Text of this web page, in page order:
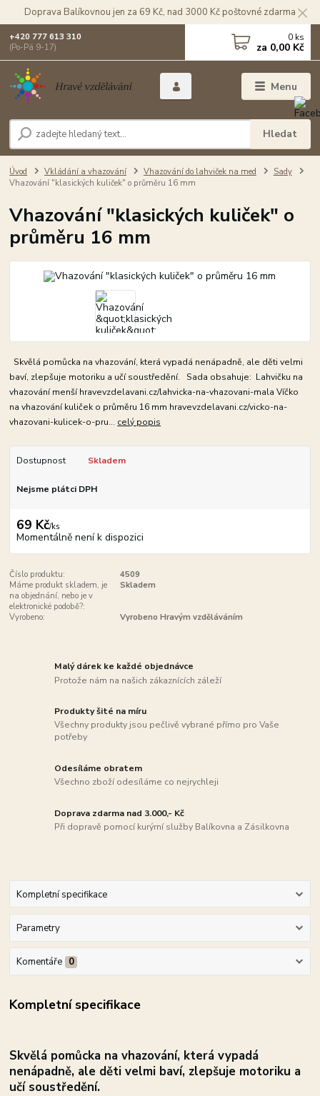
Doprava Balíkovnou jen za 69 Kč, nad 3000 Kč poštovné zdarma
Menu
Hledat
+420 777 613 310
(Po-Pá 9-17)
0 ks
za 0,00 Kč
Úvod Vkládání a vhazování Vhazování do lahviček na med
Sady
Vhazování "klasických kuliček" o průměru 16 mm
Vhazování "klasických kuliček" o
průměru 16 mm
Skvělá pomůcka na vhazování, která vypadá nenápadně, ale děti velmi
baví, zlepšuje motoriku a učí soustředění. Sada obsahuje: Lahvičku na
vhazování menší hravevzdelavani.cz/lahvicka-na-vhazovani-mala Víčko
na vhazování kuliček o průměru 16 mm hravevzdelavani.cz/vicko-na-
vhazovani-kulicek-o-pru... celý popis
Dostupnost Skladem
Nejsme plátci DPH
69 Kč/ks
Momentálně není k dispozici
Číslo produktu:
4509
Máme produkt skladem, je
na objednání, nebo je v
elektronické podobě?:
Skladem
Vyrobeno: Vyrobeno Hravým vzděláváním
Malý dárek ke každé objednávce
Protože nám na našich zákaznících záleží
Produkty šité na míru
Všechny produkty jsou pečlivě vybrané přímo pro Vaše
potřeby
Odesíláme obratem
Všechno zboží odesíláme co nejrychleji
Doprava zdarma nad 3.000,- Kč
Při dopravě pomocí kurýrní služby Balíkovna a Zásilkovna
Kompletní specifikace
Parametry
Komentáře 0
Kompletní specifikace
Skvělá pomůcka na vhazování, která vypadá
nenápadně, ale děti velmi baví, zlepšuje motoriku a
učí soustředění.